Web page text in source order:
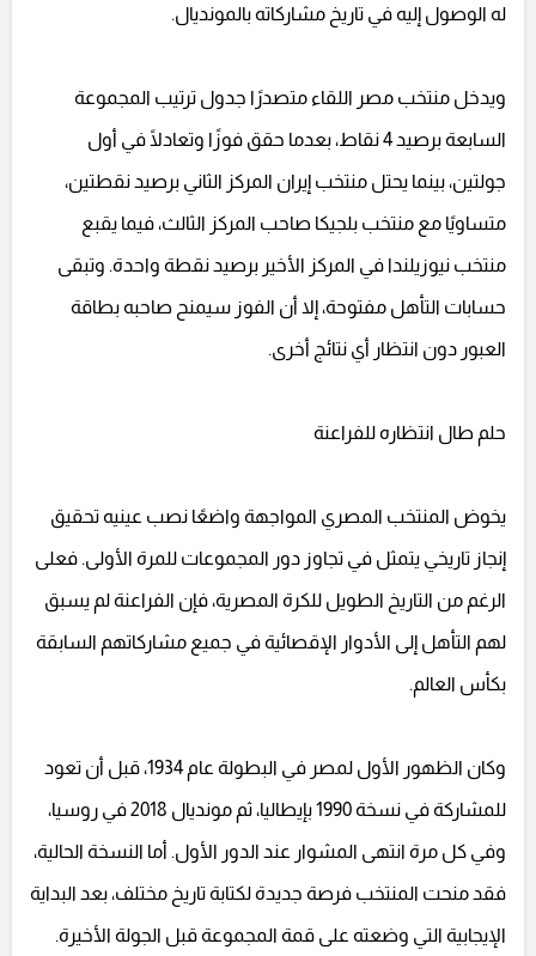
له الوصول إليه في تاريخ مشاركاته بالمونديال.
ويدخل منتخب مصر اللقاء متصدرًا جدول ترتيب المجموعة
السابعة برصيد 4 نقاط، بعدما حقق فوزًا وتعادلًا في أول
جولتين، بينما يحتل منتخب إيران المركز الثاني برصيد نقطتين،
متساويًا مع منتخب بلجيكا صاحب المركز الثالث، فيما يقبع
منتخب نيوزيلندا في المركز الأخير برصيد نقطة واحدة. وتبقى
حسابات التأهل مفتوحة، إلا أن الفوز سيمنح صاحبه بطاقة
العبور دون انتظار أي نتائج أخرى.
حلم طال انتظاره للفراعنة
يخوض المنتخب المصري المواجهة واضعًا نصب عينيه تحقيق
إنجاز تاريخي يتمثل في تجاوز دور المجموعات للمرة الأولى. فعلى
الرغم من التاريخ الطويل للكرة المصرية، فإن الفراعنة لم يسبق
لهم التأهل إلى الأدوار الإقصائية في جميع مشاركاتهم السابقة
بكأس العالم.
وكان الظهور الأول لمصر في البطولة عام 1934، قبل أن تعود
للمشاركة في نسخة 1990 بإيطاليا، ثم مونديال 2018 في روسيا،
وفي كل مرة انتهى المشوار عند الدور الأول. أما النسخة الحالية،
فقد منحت المنتخب فرصة جديدة لكتابة تاريخ مختلف، بعد البداية
الإيجابية التي وضعته على قمة المجموعة قبل الجولة الأخيرة.